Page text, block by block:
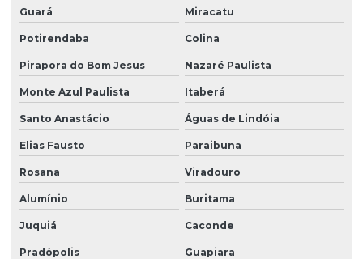
Serviços de zeladoria limpeza
Serviços de zeladoria e segurança em condomínios
Sistema de portaria virtual
Soluções em facilities
Terceirização de limpeza
Terceirização de zeladoria
Terceirizada de limpeza
Guará Miracatu
Potirendaba Colina
Pirapora do Bom Jesus Nazaré Paulista
Monte Azul Paulista Itaberá
Santo Anastácio Águas de Lindóia
Elias Fausto Paraibuna
Rosana Viradouro
Alumínio Buritama
Juquiá Caconde
Pradópolis Guapiara